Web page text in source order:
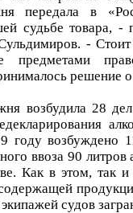
передала в
судьбе товара, -
-
предметами
решение
возбудила 28
году возбуждено
ввоза 90 литров
Как в этом, так
судов